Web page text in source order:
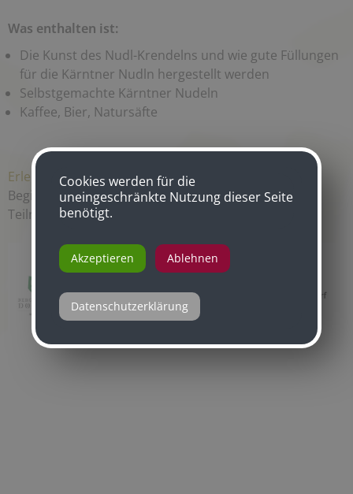
Was enthalten ist:
Die Kunst des Nudl-Krendelns und wie gute Füllungen
für die Kärntner Nudln hergestellt werden
Selbstgemachte Kärntner Nudeln
Kaffee, Bier, Natursäfte
Erlebnis buchen ...
Beginn: 10.00 Uhr | Dauer: 3 Stunden | Maximum: 6
Teilnehmer
Cookies werden für die
uneingeschränkte Nutzung dieser Seite
benötigt.
Akzeptieren Ablehnen
Datenschutzerklärung